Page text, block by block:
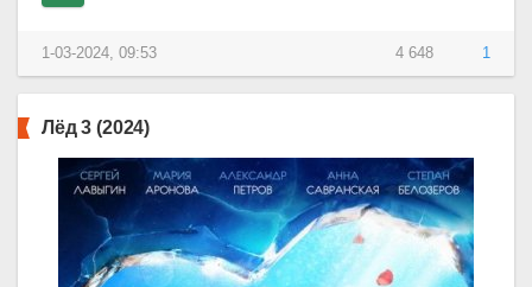
4 648 1
1-03-2024, 09:53
Лёд 3 (2024)